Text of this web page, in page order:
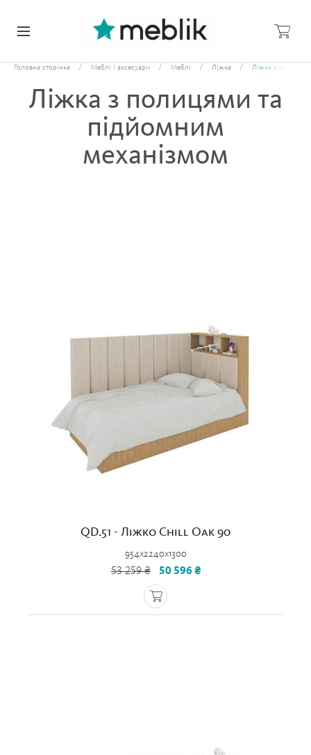
Головна сторінка / Меблі і аксесуари / Меблі / Ліжка / Ліжка з
Ліжка з полицями та
підйомним
механізмом
QD.51 - Ліжко Chill Oak 90
954x2240x1300
53 259 ₴ 50 596 ₴